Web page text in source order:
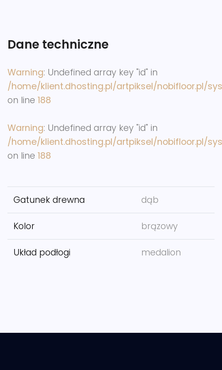
Dane techniczne
Warning: Undefined array key "id" in
/home/klient.dhosting.pl/artpiksel/nobifloor.pl/
on line 188
Warning: Undefined array key "id" in
/home/klient.dhosting.pl/artpiksel/nobifloor.pl/
on line 188
Gatunek drewna dąb
Kolor brązowy
Układ podłogi medalion